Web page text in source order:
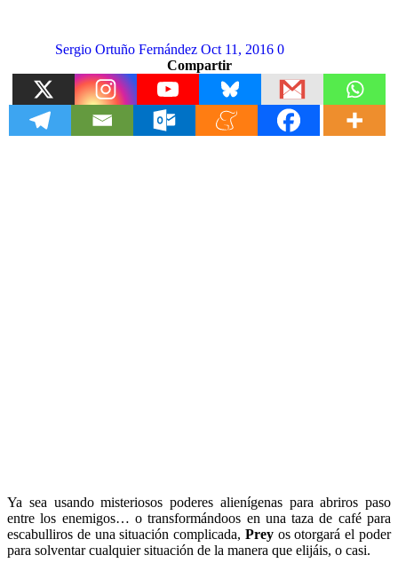
Sergio Ortuño Fernández Oct 11, 2016 0
Compartir
Ya sea usando misteriosos poderes alienígenas para abriros paso
entre los enemigos… o transformándoos en una taza de café para
escabulliros de una situación complicada, Preyos otorgará el poder
para solventar cualquier situación de la manera que elijáis, o casi.